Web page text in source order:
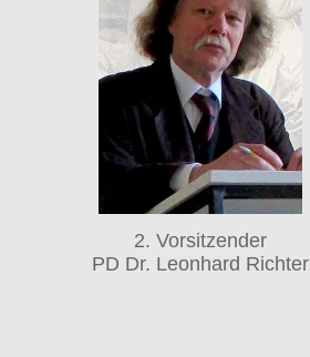
2. Vorsitzender
PD Dr. Leonhard Richter